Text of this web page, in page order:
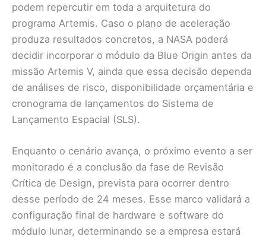
podem repercutir em toda a arquitetura do
programa Artemis. Caso o plano de aceleração
produza resultados concretos, a NASA poderá
decidir incorporar o módulo da Blue Origin antes da
missão Artemis V, ainda que essa decisão dependa
de análises de risco, disponibilidade orçamentária e
cronograma de lançamentos do Sistema de
Lançamento Espacial (SLS).
Enquanto o cenário avança, o próximo evento a ser
monitorado é a conclusão da fase de Revisão
Crítica de Design, prevista para ocorrer dentro
desse período de 24 meses. Esse marco validará a
configuração final de hardware e software do
módulo lunar, determinando se a empresa estará